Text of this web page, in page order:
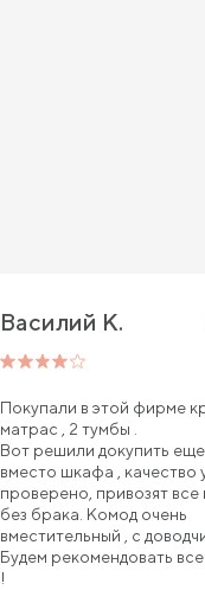
Василий К.
Покупали в этой фирме
матрас , 2 тумбы .
Вот решили докупить
вместо шкафа , качество
проверено, привозят все
без брака. Комод очень
вместительный , с
Будем рекомендовать
!